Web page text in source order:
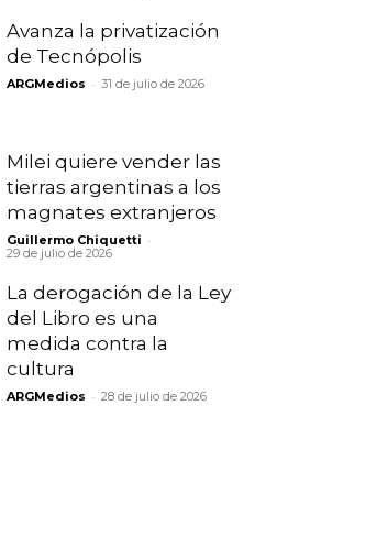
Avanza la privatización
de Tecnópolis
ARGMedios - 31 de julio de 2026
Milei quiere vender las
tierras argentinas a los
magnates extranjeros
Guillermo Chiquetti -
29 de julio de 2026
La derogación de la Ley
del Libro es una
medida contra la
cultura
ARGMedios - 28 de julio de 2026